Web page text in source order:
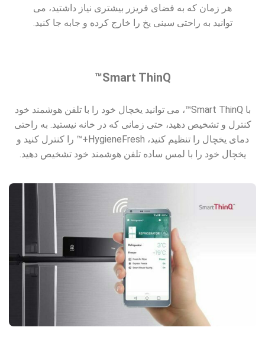
هر زمان که به فضای فریزر بیشتری نیاز داشتید، می
توانید به راحتی سینی یخ را خارج کرده و جابه جا کنید.
Smart ThinQ™
با Smart ThinQ™، می توانید یخچال خود را با تلفن هوشمند خود
کنترل و تشخیص دهید، حتی زمانی که در خانه نیستید. به راحتی
دمای یخچال را تنظیم کنید، HygieneFresh+™ را کنترل کنید و
یخچال خود را با لمس ساده تلفن هوشمند خود تشخیص دهید.